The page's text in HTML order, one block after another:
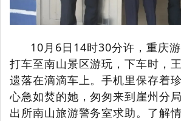
10月6日14时30分许，重庆
打车至南山景区游玩，下车时，
遗落在滴滴车上。手机里保存着
心急如焚的她，匆匆来到崖州分
出所南山旅游警务室求助。了解